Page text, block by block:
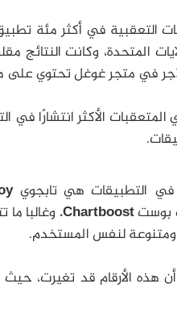
المكتبات التعقبية في أكثر
المتحدة، وكانت
الأكثر انتشارًا في
في التطبيقات هي تابجوي
بوستChartboost. وغالبا
ومتنوعة لنفس المستخدم.
هذه الأرقام قد تغيرت، حيث